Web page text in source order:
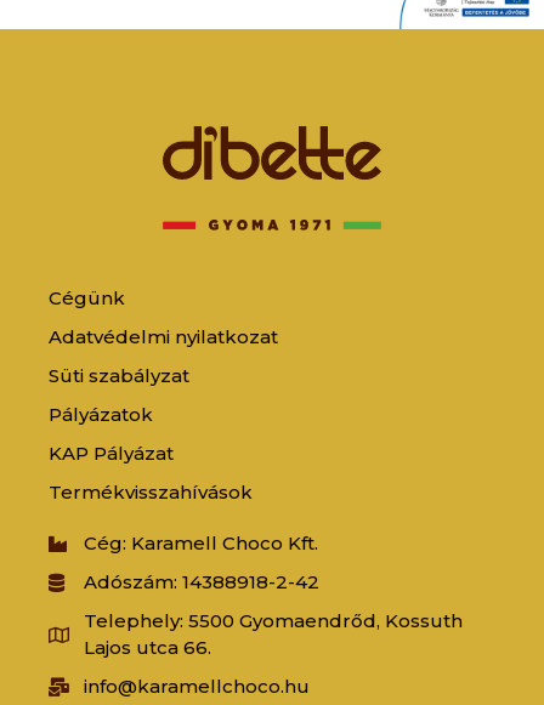
Cégünk
Adatvédelmi nyilatkozat
Süti szabályzat
Pályázatok
KAP Pályázat
Termékvisszahívások
Cég: Karamell Choco Kft.
Adószám: 14388918-2-42
Telephely: 5500 Gyomaendrőd, Kossuth
Lajos utca 66.
info@karamellchoco.hu